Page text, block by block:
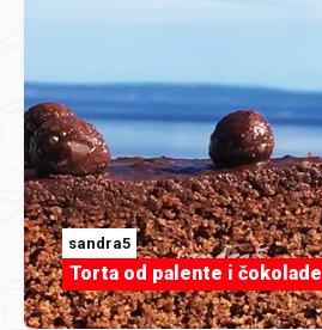
sandra5
Torta od palente i čokolade